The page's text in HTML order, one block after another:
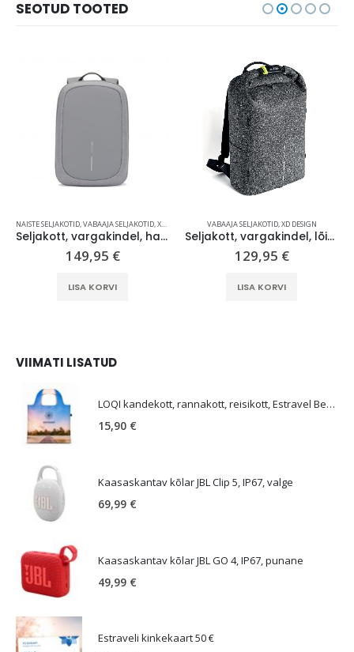
SEOTUD TOOTED
NAISTE SELJAKOTID,VABAAJA SELJAKOTID,XD DESIGN
Seljakott, vargakindel, hall, Bobby Edge
149,95 €
LISA KORVI
VABAAJA SELJAKOTID,XD DESIGN
Seljakott, vargakindel, lõikekindel, hall, Bobby Urban
129,95 €
LISA KORVI
VIIMATI LISATUD
LOQI kandekott, rannakott, reisikott, Estravel Beach Bag
15,90 €
Kaasaskantav kõlar JBL Clip 5, IP67, valge
69,99 €
Kaasaskantav kõlar JBL GO 4, IP67, punane
49,99 €
Estraveli kinkekaart 50 €